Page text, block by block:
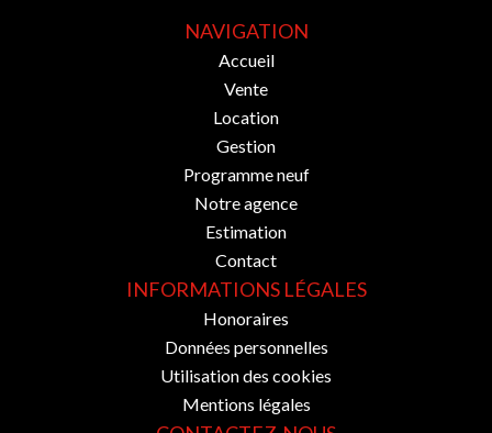
NAVIGATION
Accueil
Vente
Location
Gestion
Programme neuf
Notre agence
Estimation
Contact
INFORMATIONS LÉGALES
Honoraires
Données personnelles
Utilisation des cookies
Mentions légales